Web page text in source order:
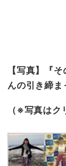
【写真】『
んの引き締ま
（※写真はク